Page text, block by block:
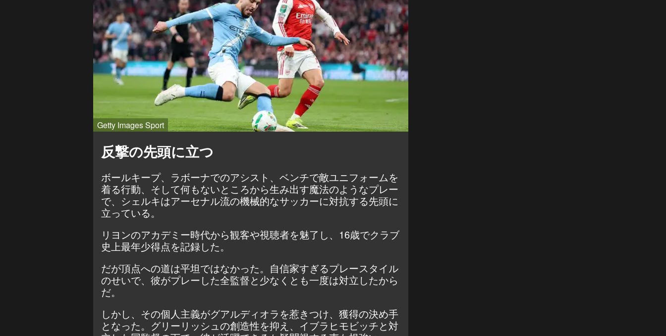
Getty Images Sport
反撃の先頭に立つ
ボールキープ、ラボーナでのアシスト、ベンチで敵ユニフォームを
着る行動、そして何もないところから生み出す魔法のようなプレー
で、シェルキはアーセナル流の機械的なサッカーに対抗する先頭に
立っている。
リヨンのアカデミー時代から観客や視聴者を魅了し、16歳でクラブ
史上最年少得点を記録した。
だが頂点への道は平坦ではなかった。自信家すぎるプレースタイル
のせいで、彼がプレーした全監督と少なくとも一度は対立したから
だ。
しかし、その個人主義がグアルディオラを惹きつけ、獲得の決め手
となった。グリーリッシュの創造性を抑え、イブラヒモビッチと対